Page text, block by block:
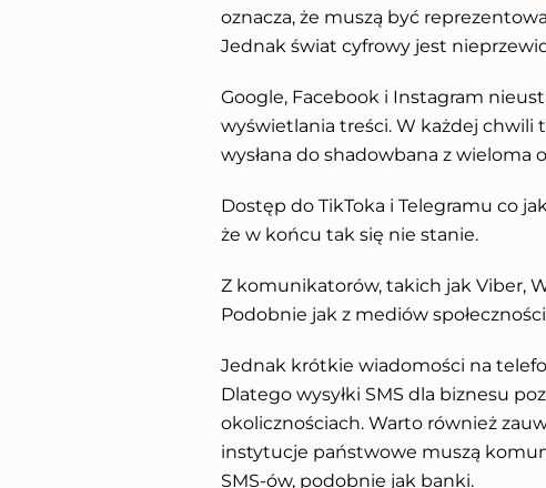
oznacza, że muszą być
Jednak świat cyfrowy jest
Google, Facebook i Instagram
wyświetlania treści. W każdej chwili
wysłana do shadowbana z
Dostęp do TikToka i Telegramu co
że w końcu tak się nie stanie.
Z komunikatorów, takich jak Viber,
Podobnie jak z mediów
Jednak krótkie wiadomości na
Dlatego wysyłki SMS dla biznesu
okolicznościach. Warto również
instytucje państwowe muszą
SMS-ów, podobnie jak banki.